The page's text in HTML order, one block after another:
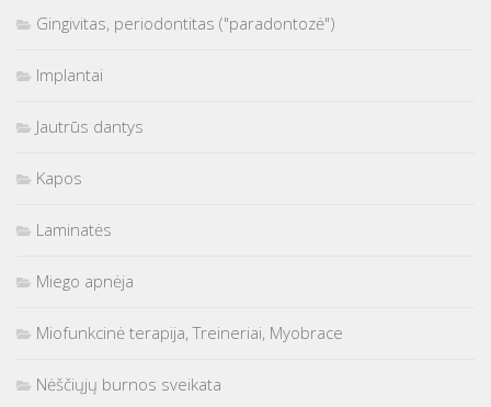
Gingivitas, periodontitas ("paradontozė")
Implantai
Jautrūs dantys
Kapos
Laminatės
Miego apnėja
Miofunkcinė terapija, Treineriai, Myobrace
Nėščiųjų burnos sveikata